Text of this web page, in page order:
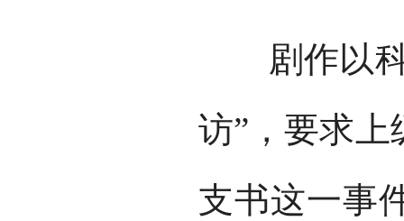
剧作以科
访”，要求
支书这一事